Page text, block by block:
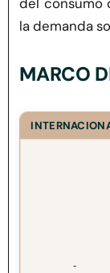
Plataforma
la demanda
MARCO
-